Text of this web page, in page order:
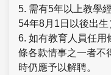
5. 需有5年以上教學
54年8月1日以後出生
6. 如有教育人員任用
條各款情事之一者不
時仍應予以解聘。